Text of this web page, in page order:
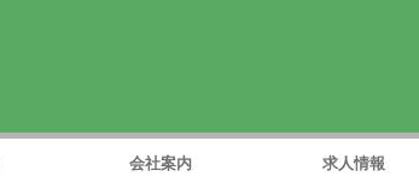
会社案内 求人情報